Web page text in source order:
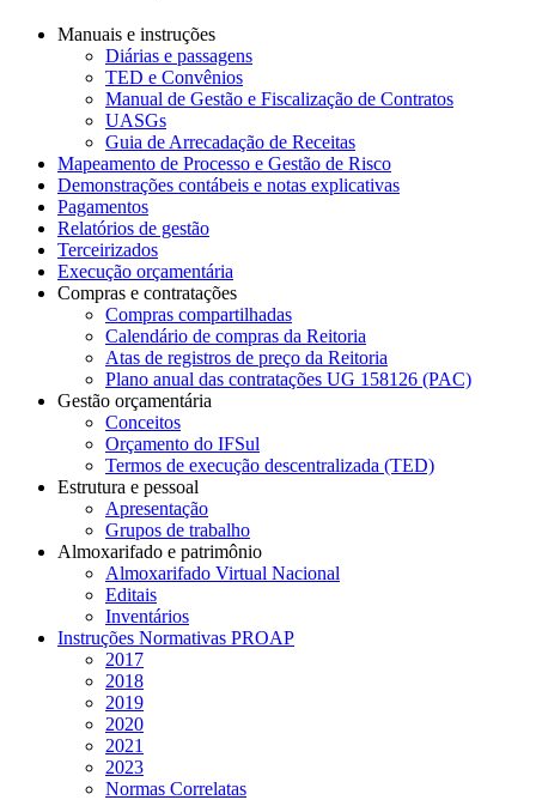
Manuais e instruções
Diárias e passagens
TED e Convênios
Manual de Gestão e Fiscalização de Contratos
UASGs
Guia de Arrecadação de Receitas
Mapeamento de Processo e Gestão de Risco
Demonstrações contábeis e notas explicativas
Pagamentos
Relatórios de gestão
Terceirizados
Execução orçamentária
Compras e contratações
Compras compartilhadas
Calendário de compras da Reitoria
Atas de registros de preço da Reitoria
Plano anual das contratações UG 158126 (PAC)
Gestão orçamentária
Conceitos
Orçamento do IFSul
Termos de execução descentralizada (TED)
Estrutura e pessoal
Apresentação
Grupos de trabalho
Almoxarifado e patrimônio
Almoxarifado Virtual Nacional
Editais
Inventários
Instruções Normativas PROAP
2017
2018
2019
2020
2021
2023
Normas Correlatas